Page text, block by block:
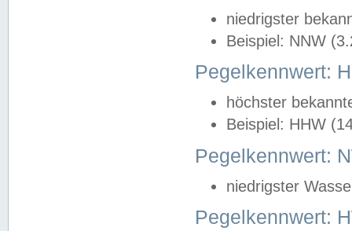
niedrigster
Beispiel: NNW
Pegelkennwert:
höchster
Beispiel: HHW
Pegelkennwert:
niedrigster
Pegelkennwert: